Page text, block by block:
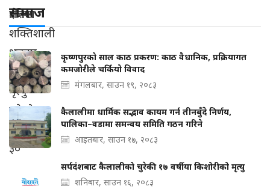
समाज
कृष्णपुरको साल काठ प्रकरण: काठ वैधानिक, प्रक्रियागत
कमजोरीले चर्कियो विवाद
मंगलबार, साउन १९, २०८३
कैलालीमा धार्मिक सद्भाव कायम गर्न तीनबुँदे निर्णय,
पालिका–वडामा समन्वय समिति गठन गरिने
आइतबार, साउन १७, २०८३
सर्पदंशबाट कैलालीको चुरेकी १७ वर्षीया किशोरीको मृत्यु
शनिबार, साउन १६, २०८३